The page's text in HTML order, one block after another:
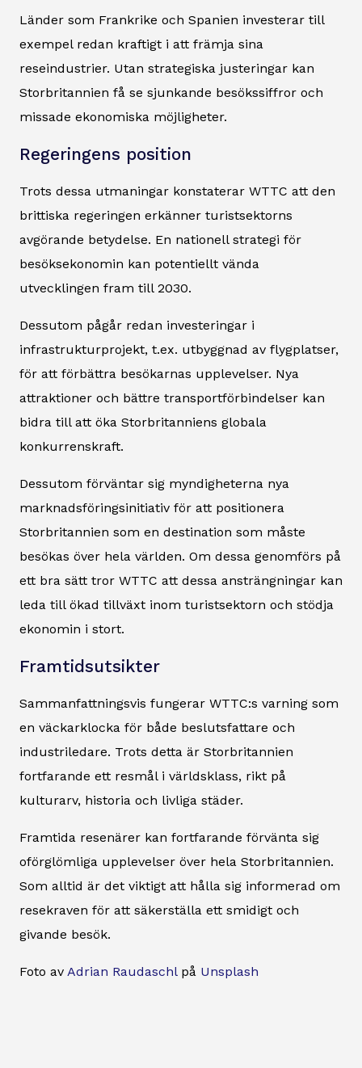
Länder som Frankrike och Spanien investerar till
exempel redan kraftigt i att främja sina
reseindustrier. Utan strategiska justeringar kan
Storbritannien få se sjunkande besökssiffror och
missade ekonomiska möjligheter.
Regeringens position
Trots dessa utmaningar konstaterar WTTC att den
brittiska regeringen erkänner turistsektorns
avgörande betydelse. En nationell strategi för
besöksekonomin kan potentiellt vända
utvecklingen fram till 2030.
Dessutom pågår redan investeringar i
infrastrukturprojekt, t.ex. utbyggnad av flygplatser,
för att förbättra besökarnas upplevelser. Nya
attraktioner och bättre transportförbindelser kan
bidra till att öka Storbritanniens globala
konkurrenskraft.
Dessutom förväntar sig myndigheterna nya
marknadsföringsinitiativ för att positionera
Storbritannien som en destination som måste
besökas över hela världen. Om dessa genomförs på
ett bra sätt tror WTTC att dessa ansträngningar kan
leda till ökad tillväxt inom turistsektorn och stödja
ekonomin i stort.
Framtidsutsikter
Sammanfattningsvis fungerar WTTC:s varning som
en väckarklocka för både beslutsfattare och
industriledare. Trots detta är Storbritannien
fortfarande ett resmål i världsklass, rikt på
kulturarv, historia och livliga städer.
Framtida resenärer kan fortfarande förvänta sig
oförglömliga upplevelser över hela Storbritannien.
Som alltid är det viktigt att hålla sig informerad om
resekraven för att säkerställa ett smidigt och
givande besök.
Foto av Adrian Raudaschlpå Unsplash